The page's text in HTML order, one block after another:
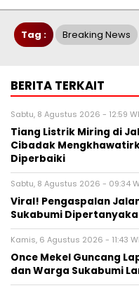
Tag : Breaking News
BERITA TERKAIT
Sabtu, 8 Agustus 2026 - 12:59
Tiang Listrik Miring di
Cibadak
Diperbaiki
Sabtu, 8 Agustus 2026 - 09:34
Viral! Pengaspalan
Sukabumi
Kamis, 6 Agustus 2026 - 11:43
Once Mekel Guncang
dan Warga Sukabumi